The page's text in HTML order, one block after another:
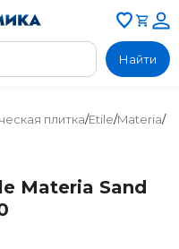
Найти
плитка/Etile/Materia/
Materia Sand